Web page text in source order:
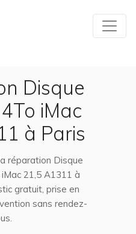
Disque
iMac
à Paris
réparation Disque
21,5 A1311 à
gratuit, prise en
sans rendez-